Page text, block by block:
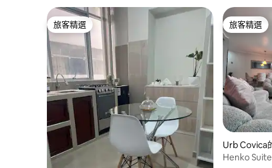
旅客精選
旅客精選 旅客精選
旅客精選
Urb Covica
Henko